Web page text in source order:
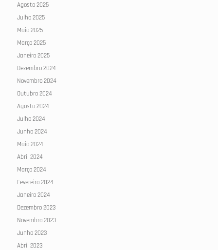
Agosto 2025
Julho 2025
Maio 2025
Março 2025
Janeiro 2025
Dezembro 2024
Novembro 2024
Outubro 2024
Agosto 2024
Julho 2024
Junho 2024
Maio 2024
Abril 2024
Março 2024
Fevereiro 2024
Janeiro 2024
Dezembro 2023
Novembro 2023
Junho 2023
Abril 2023